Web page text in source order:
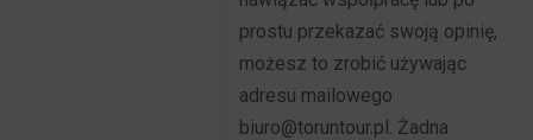
prostu przekazać swoją opinię,
możesz to zrobić używając
adresu mailowego
biuro@toruntour.pl. Żadna